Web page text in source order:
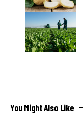
You Might Also Like